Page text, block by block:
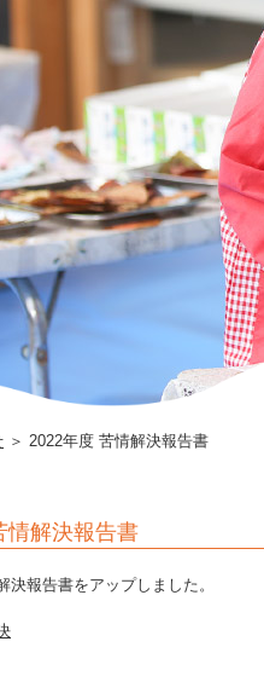
|
社
会
福
祉
法
人
長
尾
会
＞ 2022年度 苦情解決報告書
情解決報告書
報告書をアップしました。